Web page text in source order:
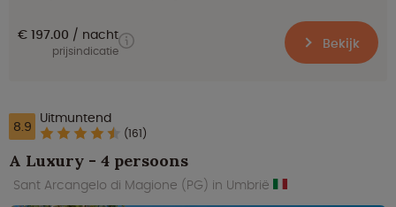
€ 197.00 nacht
prijsindicatie Bekijk
8.9 Uitmuntend
(161)
A Luxury - 4 persoons
Sant Arcangelo di Magione (PG) in Umbrië